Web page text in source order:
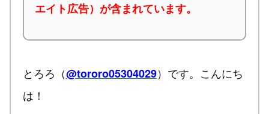
エイト広告）が含まれています。
とろろ（@tororo05304029）です。こんにち
は！